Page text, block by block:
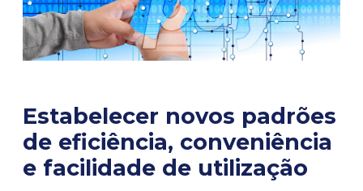
Estabelecer novos padrões
de eficiência, conveniência
e facilidade de utilização